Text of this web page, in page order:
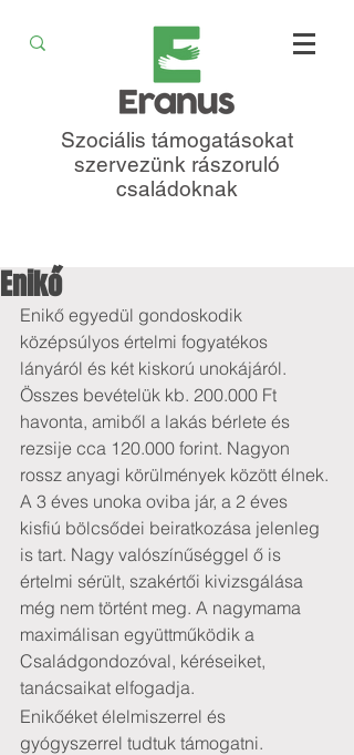
Szociális támogatásokat
szervezünk rászoruló
családoknak
Enikő
Enikő egyedül gondoskodik
középsúlyos értelmi fogyatékos
lányáról és két kiskorú unokájáról.
Összes bevételük kb. 200.000 Ft
havonta, amiből a lakás bérlete és
rezsije cca 120.000 forint. Nagyon
rossz anyagi körülmények között élnek.
A 3 éves unoka oviba jár, a 2 éves
kisfiú bölcsődei beiratkozása jelenleg
is tart. Nagy valószínűséggel ő is
értelmi sérült, szakértői kivizsgálása
még nem történt meg. A nagymama
maximálisan együttműködik a
Családgondozóval, kéréseiket,
tanácsaikat elfogadja.
Enikőéket élelmiszerrel és
gyógyszerrel tudtuk támogatni.